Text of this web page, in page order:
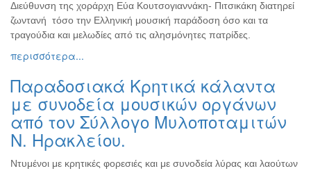
Διεύθυνση της χοράρχη Εύα Κουτσογιαννάκη- Πιτσικάκη διατηρεί
ζωντανή τόσο την Ελληνική μουσική παράδοση όσο και τα
τραγούδια και μελωδίες από τις αλησμόνητες πατρίδες.
περισσότερα...
Παραδοσιακά Κρητικά κάλαντα
με συνοδεία μουσικών οργάνων
από τον Σύλλογο Μυλοποταμιτών
Ν. Ηρακλείου.
Ντυμένοι με κρητικές φορεσιές και με συνοδεία λύρας και λαούτων